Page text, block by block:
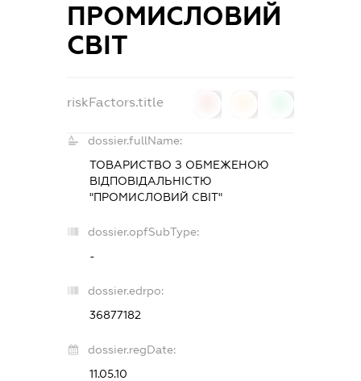
ПРОМИСЛОВИЙ
СВІТ
riskFactors.title
dossier.fullName:
ТОВАРИСТВО З ОБМЕЖЕНОЮ
ВІДПОВІДАЛЬНІСТЮ
"ПРОМИСЛОВИЙ СВІТ"
dossier.opfSubType:
-
dossier.edrpo:
36877182
dossier.regDate:
11.05.10